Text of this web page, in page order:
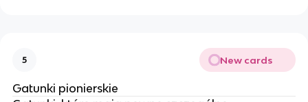
5 New cards
Gatunki pionierskie